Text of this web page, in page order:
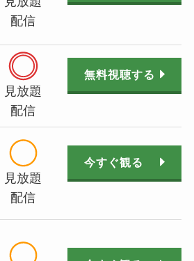
配信
見放題
配信
無料視聴する
見放題
配信
今すぐ観る